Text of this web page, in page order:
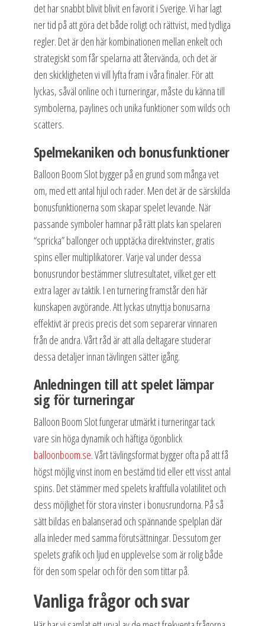
det har snabbt blivit blivit en favorit i Sverige. Vi har lagt
ner tid på att göra det både roligt och rättvist, med tydliga
regler. Det är den här kombinationen mellan enkelt och
strategiskt som får spelarna att återvända, och det är
den skickligheten vi vill lyfta fram i våra finaler. För att
lyckas, såväl online och i turneringar, måste du känna till
symbolerna, paylines och unika funktioner som wilds och
scatters.
Spelmekaniken och bonusfunktioner
Balloon Boom Slot bygger på en grund som många vet
om, med ett antal hjul och rader. Men det är de särskilda
bonusfunktionerna som skapar spelet levande. När
passande symboler hamnar på rätt plats kan spelaren
“spricka” ballonger och upptäcka direktvinster, gratis
spins eller multiplikatorer. Varje val under dessa
bonusrundor bestämmer slutresultatet, vilket ger ett
extra lager av taktik. I en turnering framstår den här
kunskapen avgörande. Att lyckas utnyttja bonusarna
effektivt är precis precis det som separerar vinnaren
från de andra. Vårt råd är att alla deltagare studerar
dessa detaljer innan tävlingen sätter igång.
Anledningen till att spelet lämpar
sig för turneringar
Balloon Boom Slot fungerar utmärkt i turneringar tack
vare sin höga dynamik och häftiga ögonblick
balloonboom.se. Vårt tävlingsformat bygger ofta på att få
högst möjlig vinst inom en bestämd tid eller ett visst antal
spins. Det stämmer med spelets kraftfulla volatilitet och
dess möjlighet för stora vinster i bonusrundorna. På så
sätt bildas en balanserad och spännande spelplan där
alla inleder med samma förutsättningar. Dessutom ger
spelets grafik och ljud en upplevelse som är rolig både
för den som spelar och för den som tittar på.
Vanliga frågor och svar